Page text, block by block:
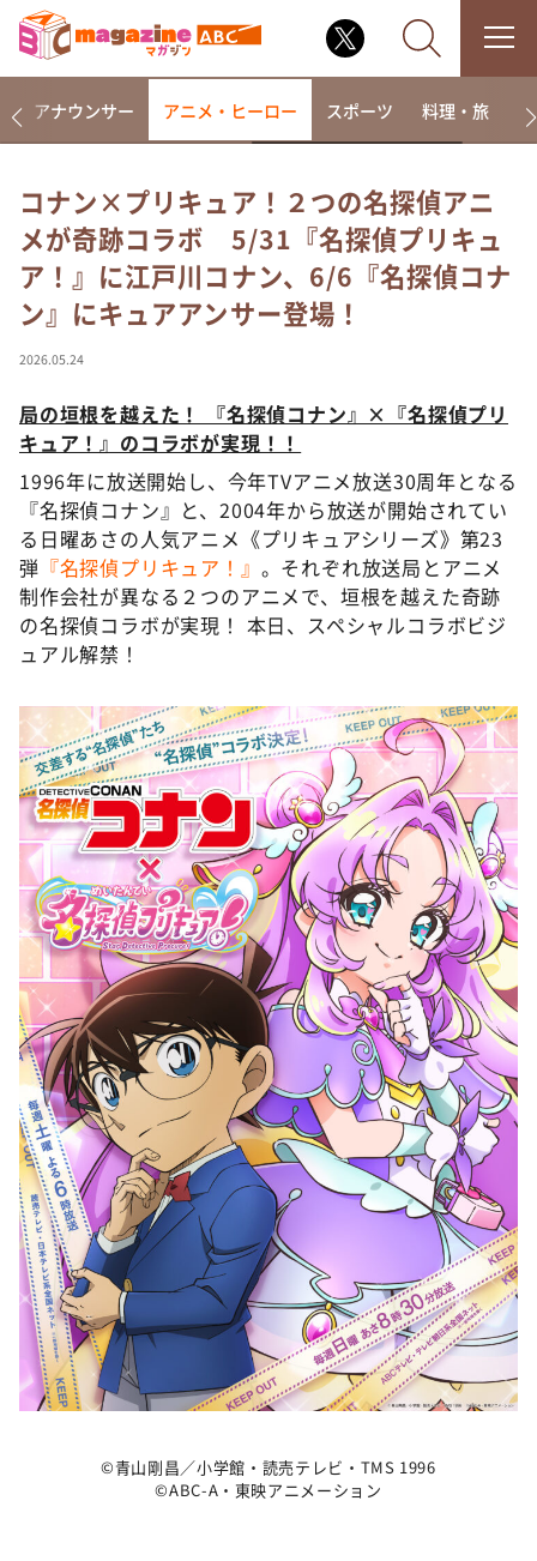
なるみ・岡村の過ぎるTV
相席食堂
これ余談なんですけど・・・
～人生密着トークバラエティ！～ やすとものいたっ
て真剣です
探偵！ナイトスクープ
news おかえり
河合＆A.B.C-Z塚田×福井アナ「なんでやねん！？」
（news おかえり）
DAIGOも台所 ～きょうの献立 何にする？～
本日はダイアンなり！シーズン２
朝だ！生です旅サラダ
教えて！ニュースライブ 正義のミカタ
ＬＩＦＥ～夢のカタチ～
新婚さんいらっしゃい！
ポツンと一軒家
ザキ山小屋本館
ぺこぱのまるスポ
アナ回覧板
アナウンサー アニメ・ヒーロー スポーツ 料理・旅
コナン×プリキュア！２つの名探偵アニ
メが奇跡コラボ 5/31『名探偵プリキュ
ア！』に江戸川コナン、6/6『名探偵コナ
ン』にキュアアンサー登場！
2026.05.24
局の垣根を越えた！ 『名探偵コナン』×『名探偵プリ
キュア！』のコラボが実現！！
1996年に放送開始し、今年TVアニメ放送30周年となる
『名探偵コナン』と、2004年から放送が開始されてい
る日曜あさの人気アニメ《プリキュアシリーズ》第23
弾 『名探偵プリキュア！』 。それぞれ放送局とアニメ
制作会社が異なる２つのアニメで、垣根を越えた奇跡
の名探偵コラボが実現！ 本日、スペシャルコラボビジ
ュアル解禁！
©青山剛昌／小学館・読売テレビ・TMS 1996
©ABC-A・東映アニメーション